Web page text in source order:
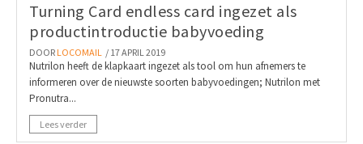
Turning Card endless card ingezet als
productintroductie babyvoeding
DOOR LOCOMAIL / 17 APRIL 2019
Nutrilon heeft de klapkaart ingezet als tool om hun afnemers te
informeren over de nieuwste soorten babyvoedingen; Nutrilon met
Pronutra...
Lees verder